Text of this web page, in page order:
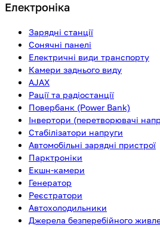
Електроніка
Зарядні станції
Сонячні панелі
Електричні види транспорту
Камери заднього виду
AJAX
Рації та радіостанції
Повербанк (Power Bank)
Інвертори (перетворювачі
Стабілізатори напруги
Автомобільні зарядні пристрої
Парктроніки
Екшн-камери
Генератор
Реєстратори
Автохолодильники
Джерела безперебійного